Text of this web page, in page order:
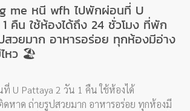
me หนี wfh ไปพักผ่อนที่ U
คืน ใช้ห้องได้ถึง 24 ชั่วโมง ที่พัก
วยมาก อาหารอร่อย ทุกห้องมีอ่าง
ไหว 🏖
U Pattaya 2 วัน 1 คืน ใช้ห้องได้
หาด ถ่ายรูปสวยมาก อาหารอร่อย ทุกห้องมี